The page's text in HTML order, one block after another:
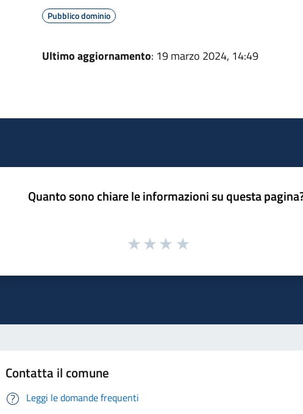
Pubblico dominio
Ultimo aggiornamento: 19 marzo 2024, 14:49
Quanto sono chiare le informazioni su questa
Contatta il comune
Leggi le domande frequenti